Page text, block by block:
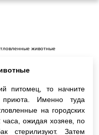
животные
питомец, то начните
приюта. Именно туда
на городских
ожидая хозяев, по
стерилизуют. Затем